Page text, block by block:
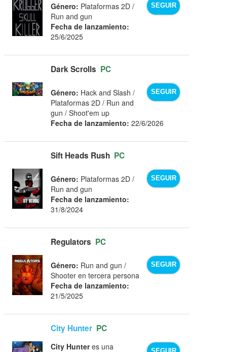
SEGUIR
Género: Plataformas 2D /
Run and gun
Fecha de lanzamiento:
25/6/2025
Dark Scrolls PC
SEGUIR
Género: Hack and Slash /
Plataformas 2D / Run and
gun / Shoot'em up
Fecha de lanzamiento: 22/6/2026
Sift Heads Rush PC
SEGUIR
Género: Plataformas 2D /
Run and gun
Fecha de lanzamiento:
31/8/2024
Regulators PC
SEGUIR
Género: Run and gun /
Shooter en tercera persona
Fecha de lanzamiento:
21/5/2025
City Hunter PC
City Hunteres una